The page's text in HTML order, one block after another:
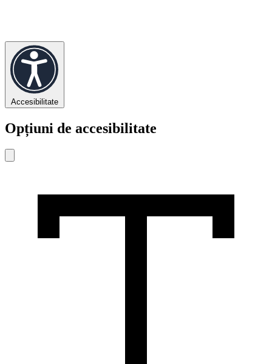
Accesibilitate
Opțiuni de accesibilitate